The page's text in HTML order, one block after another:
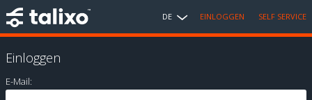
DE EINLOGGEN SELF SERVICE
Einloggen
E-Mail: